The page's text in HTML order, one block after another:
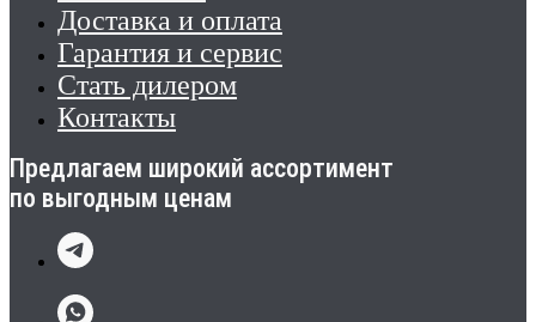
Доставка и оплата
Гарантия и сервис
Стать дилером
Контакты
Предлагаем широкий ассортимент
по выгодным ценам